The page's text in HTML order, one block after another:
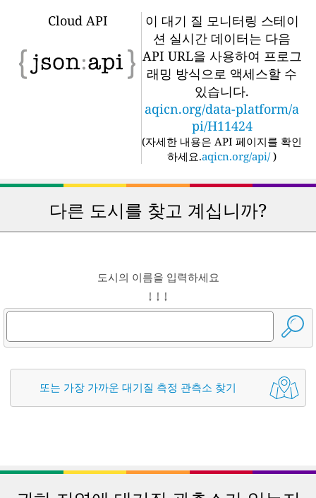
Cloud API
이 대기 질 모니터링 스테이
션 실시간 데이터는 다음
API URL을 사용하여 프로그
래밍 방식으로 액세스할 수
있습니다.
aqicn.org/data-platform/a
pi/H11424
(자세한 내용은 API 페이지를 확인
하세요.aqicn.org/api/ )
다른 도시를 찾고 계십니까?
도시의 이름을 입력하세요
↓ ↓ ↓
또는 가장 가까운 대기질 측정 관측소 찾기